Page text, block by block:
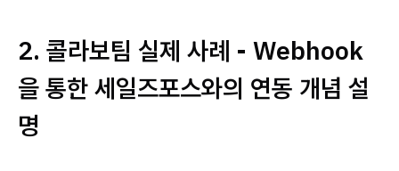
2. 콜라보팀 실제 사례 - Webhook
을 통한 세일즈포스와의 연동 개념 설
명